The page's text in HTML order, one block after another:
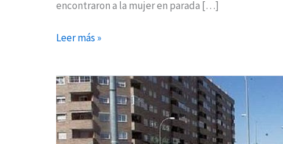
encontraron a la mujer en parada […]
Leer más »
IU
Coslada
presenta
su